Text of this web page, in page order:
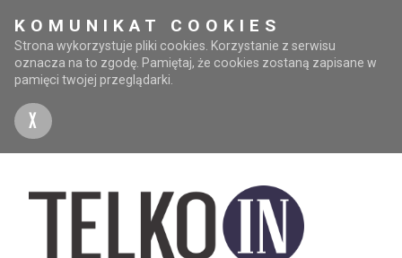
KOMUNIKAT COOKIES
Strona wykorzystuje pliki cookies. Korzystanie z serwisu
oznacza na to zgodę. Pamiętaj, że cookies zostaną zapisane w
pamięci twojej przeglądarki.
X